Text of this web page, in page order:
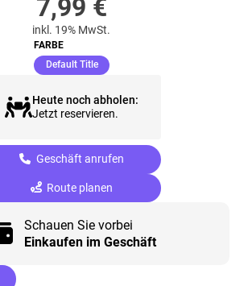
7,99 €
inkl. 19% MwSt.
FARBE
Default Title(ausgewählt)
Heute noch abholen:
Jetzt reservieren.
Geschäft anrufen
Route planen
Schauen Sie vorbei
Einkaufen im Geschäft